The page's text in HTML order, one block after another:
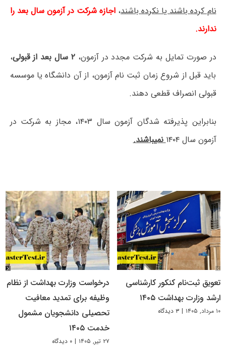
نام کرده باشند یا نکرده باشند، اجازه شرکت در آزمون سال بعد را
ندارند.
در صورت تمایل به شرکت مجدد در آزمون،۲ سال بعد از قبولی
،
باید قبل از شروع زمان ثبت نام آزمون، از آن دانشگاه یا موسسه
قبولی انصراف قطعی دهند.
بنابراین پذیرفته شدگان آزمون سال ۱۴۰۳، مجاز به شرکت در
آزمون سال ۱۴۰۴
نمیباشند.
تعویق ثبت‌نام کنکور کارشناسی
ارشد وزارت بهداشت ۱۴۰۵
۱۰ مرداد, ۱۴۰۵ | ۳ دیدگاه
درخواست وزارت بهداشت از نظام
وظیفه برای تمدید معافیت
تحصیلی دانشجویان مشمول
خدمت ۱۴۰۵
۲۷ تیر, ۱۴۰۵ | ۰ دیدگاه